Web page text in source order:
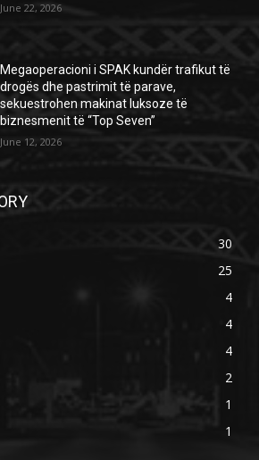
June 22, 2026
Megaoperacioni i SPAK kundër trafikut të
drogës dhe pastrimit të parave,
sekuestrohen makinat luksoze të
biznesmenit të “Top Seven”
June 12, 2026
30
25
4
4
4
2
1
1